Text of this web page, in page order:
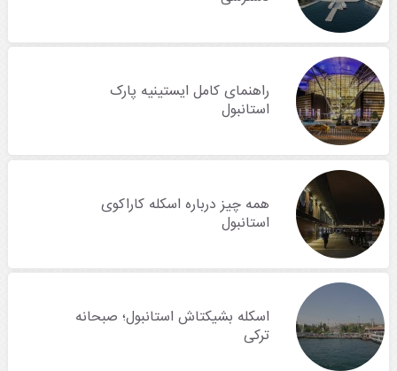
راهنمای کامل ایستینیه پارک
استانبول
همه چیز درباره اسکله کاراکوی
استانبول
اسکله بشیکتاش استانبول؛ صبحانه
ترکی